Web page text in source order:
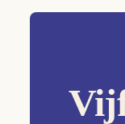
15e Zondag
18e Zondag